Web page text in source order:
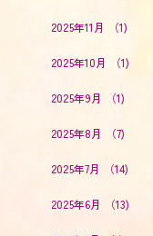
2025年11月 （1)
2025年10月 （1)
2025年9月 （1)
2025年8月 （7)
2025年7月 （14)
2025年6月 （13)